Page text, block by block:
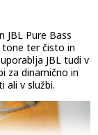
JBL Pure Bass
tone ter čisto in
JBL tudi v
za dinamično in
ali v službi.